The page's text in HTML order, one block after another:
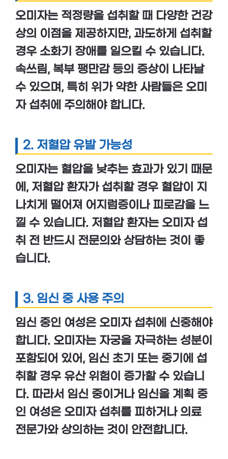
오미자는 적정량을 섭취할 때 다양한 건강
상의 이점을 제공하지만, 과도하게 섭취 할
경우 소화기 장애를 일으킬 수 있습니다.
속쓰림, 복부 팽만감등의 증상이 나타날
수 있으며, 특히 위가 약한 사람들은 오미
자 섭취에 주의해야 합니다.
2. 저혈압 유발 가능성
오미자는 혈압을 낮추는 효과가 있기 때문
에, 저혈압 환자가 섭취할 경우 혈압이 지
나치게 떨어져 어지럼증이나 피로감을 느
낄 수 있습니다. 저혈압 환자는 오미자 섭
취 전 반드시 전문의와 상담하는 것이 좋
습니다.
3. 임신 중 사용 주의
임신 중인 여성은 오미자 섭취에 신중해야
합니다. 오미자는 자궁을 자극하는 성분이
포함되어 있어, 임신 초기 또는 중기 에 섭
취할 경우 유산 위험이 증가할 수 있습니
다. 따라서 임신 중이거나 임신을 계획 중
인 여성은 오미자 섭취를 피하거나 의료
전문가와 상의하는 것이 안전합니다.